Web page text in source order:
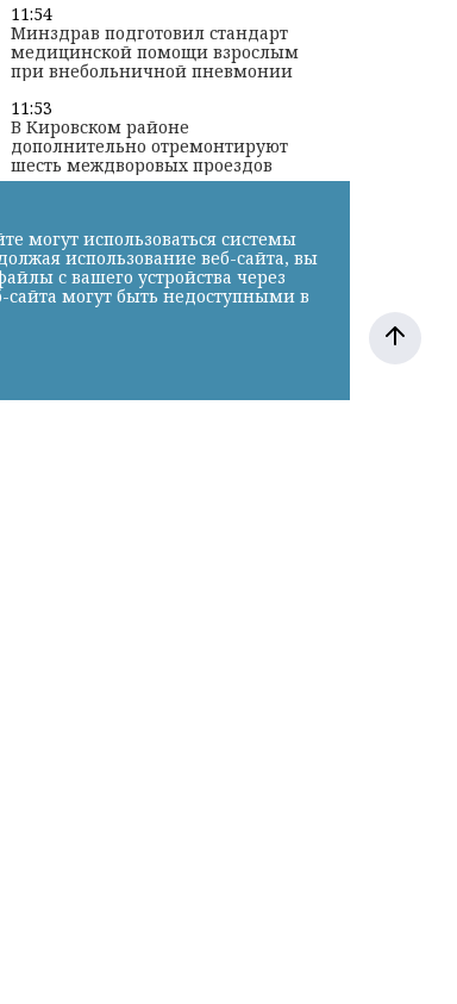
11:54
Минздрав подготовил стандарт
медицинской помощи взрослым
при внебольничной пневмонии
11:53
В Кировском районе
дополнительно отремонтируют
шесть междворовых проездов
могут использоваться системы
использование веб-сайта, вы
с вашего устройства через
могут быть недоступными в